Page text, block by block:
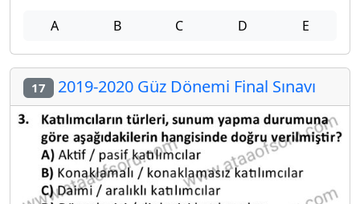
A B C D E
17 2019-2020 Güz Dönemi Final Sınavı